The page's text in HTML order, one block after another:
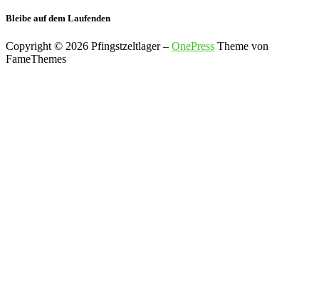
Bleibe auf dem Laufenden
Copyright © 2026 Pfingstzeltlager– OnePress Theme von
FameThemes